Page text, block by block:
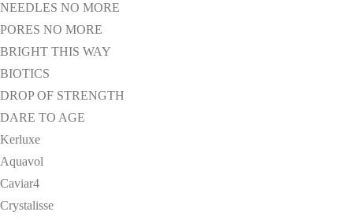
NEEDLES NO MORE
PORES NO MORE
BRIGHT THIS WAY
BIOTICS
DROP OF STRENGTH
DARE TO AGE
Kerluxe
Aquavol
Caviar4
Crystalisse